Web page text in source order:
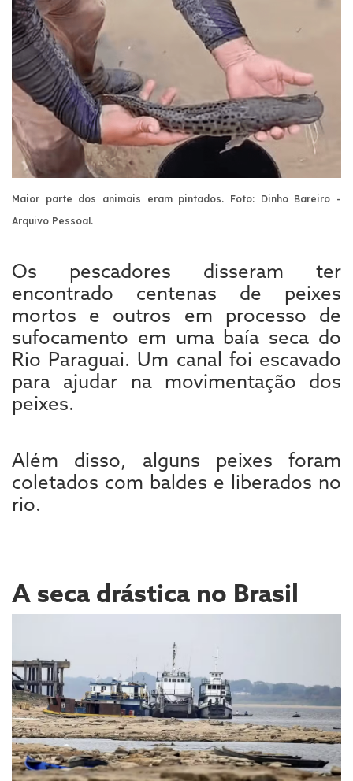
Maior parte dos animais eram pintados. Foto: Dinho Bareiro -
Arquivo Pessoal.
Os pescadores disseram ter
encontrado centenas de peixes
mortos e outros em processo de
sufocamento em uma baía seca do
Rio Paraguai. Um canal foi escavado
para ajudar na movimentação dos
peixes.
Além disso, alguns peixes foram
coletados com baldes e liberados no
rio.
A seca drástica no Brasil